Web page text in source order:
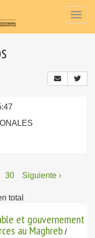
30 Siguiente ›
total
et gouvernement
au Maghreb /